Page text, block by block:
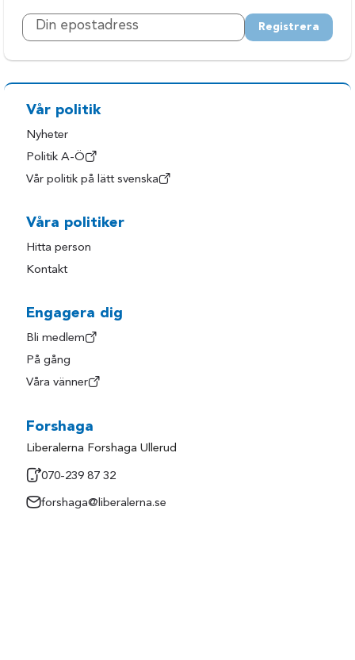
Registrera
Vår politik
Nyheter
Politik A-Ö
Vår politik på lätt svenska
Våra politiker
Hitta person
Kontakt
Engagera dig
Bli medlem
På gång
Våra vänner
Forshaga
Liberalerna Forshaga Ullerud
070-239 87 32
forshaga@liberalerna.se